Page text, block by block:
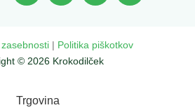
© 2026 Krokodilček
| Politika piškotkov
Trgovina